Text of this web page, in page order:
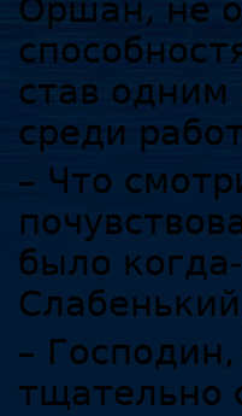
Оршан, не
став
среди
– Что
было
–
тщательно